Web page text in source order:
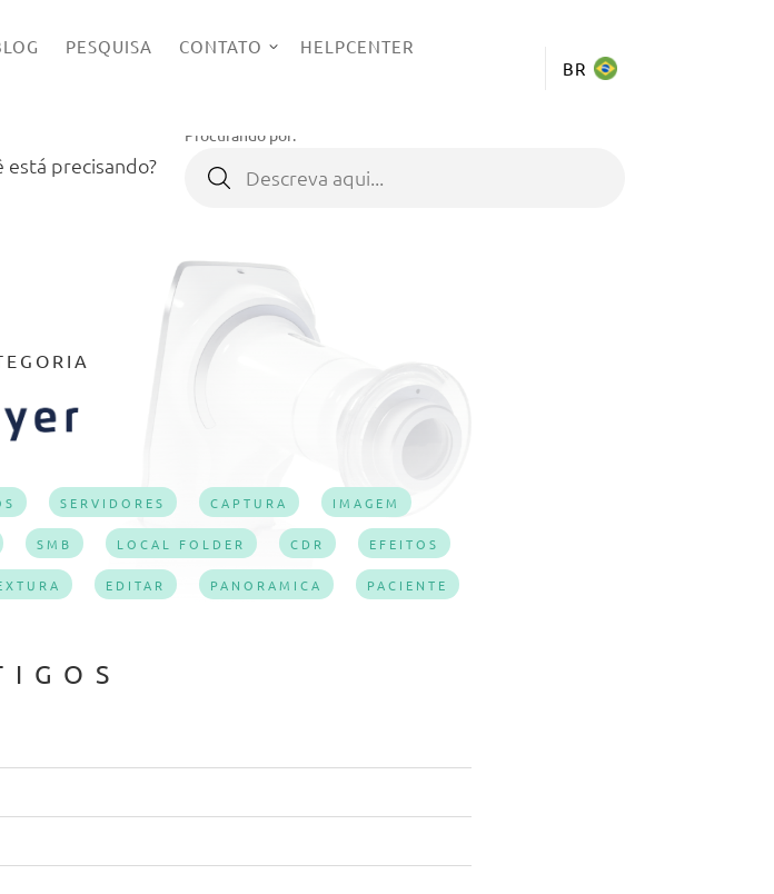
PESQUISA CONTATO HELPCENTER
BR
está precisando?
Procurando por:
SERVIDORES CAPTURA IMAGEM
SMB LOCAL FOLDER CDR EFEITOS
EDITAR PANORAMICA PACIENTE